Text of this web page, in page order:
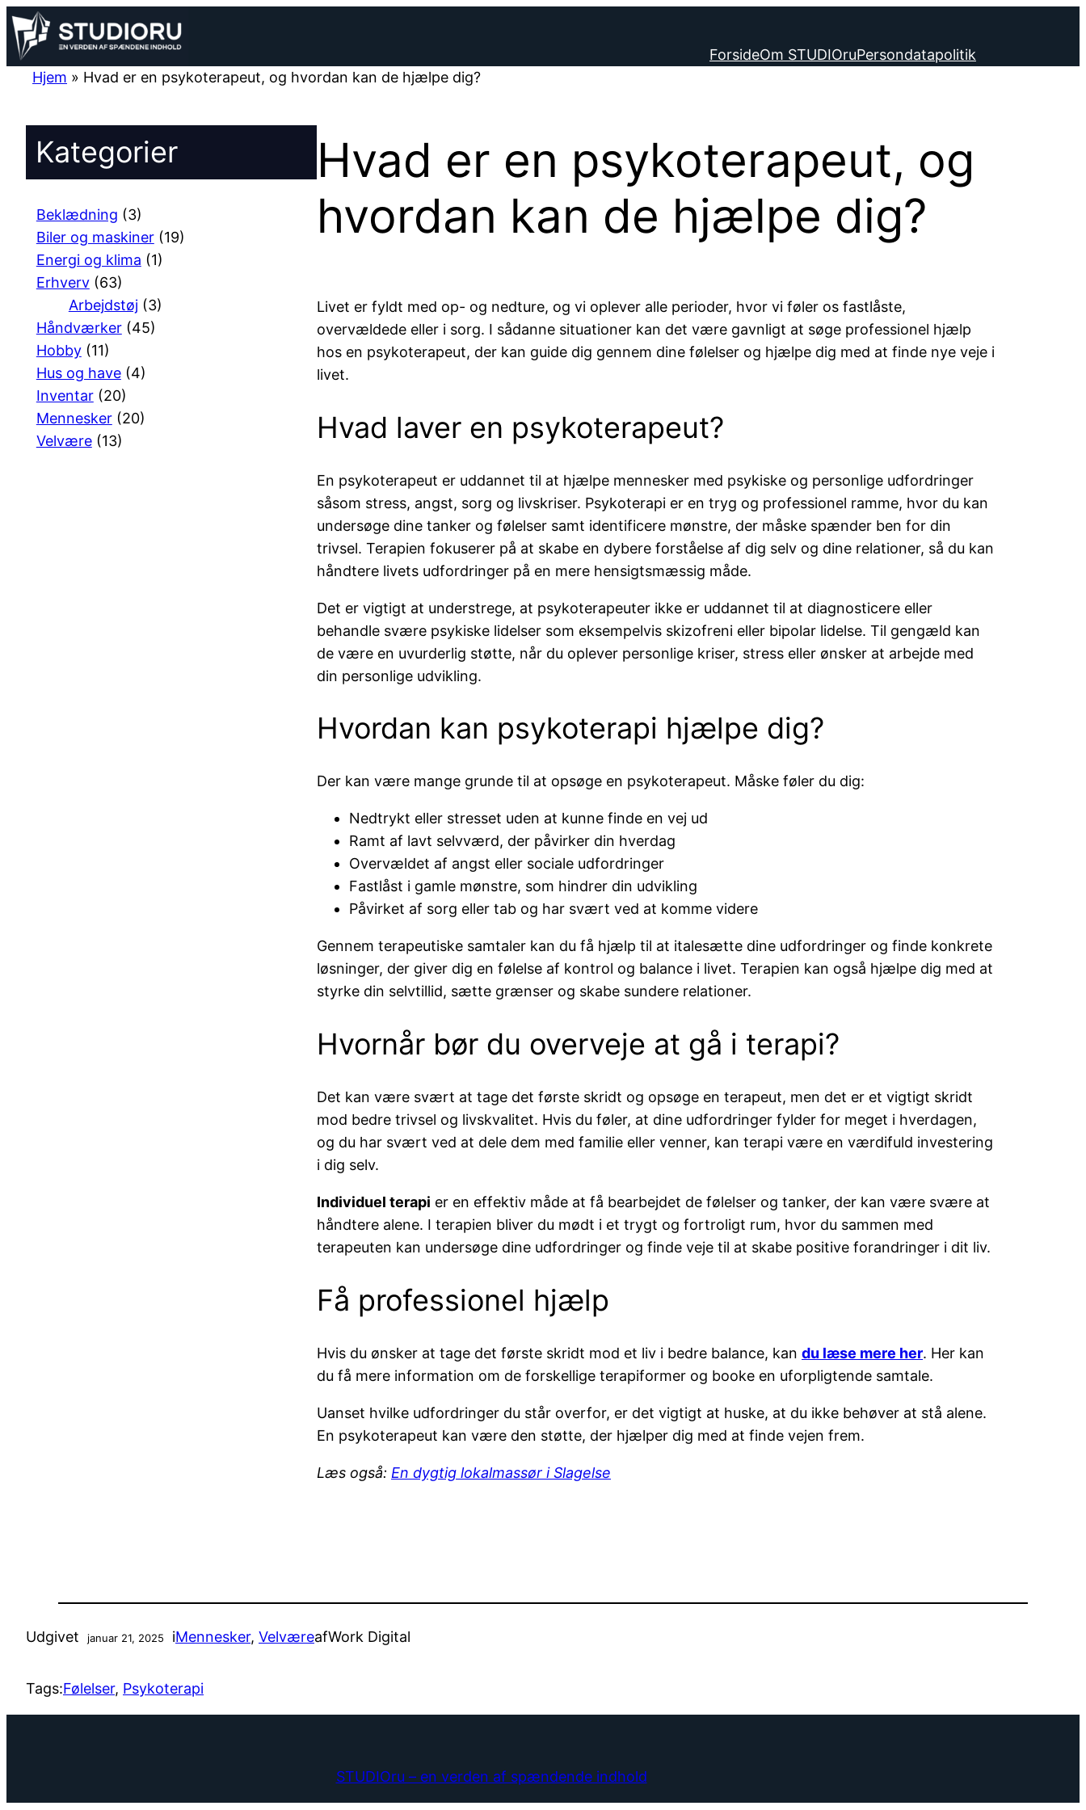
Spring
til
indhold
ForsideOm STUDIOruPersondatapolitik
Hjem » Hvad er en psykoterapeut, og hvordan kan de hjælpe dig?
Kategorier
Beklædning (3)
Biler og maskiner(19)
Energi og klima (1)
Erhverv(63)
Arbejdstøj (3)
Håndværker(45)
Hobby(11)
Hus og have(4)
Inventar(20)
Mennesker(20)
Velvære(13)
Hvad er en psykoterapeut, og
hvordan kan de hjælpe dig?
Livet er fyldt med op- og nedture, og vi oplever alle perioder, hvor vi føler os fastlåste,
overvældede eller i sorg. I sådanne situationer kan det være gavnligt at søge professionel hjælp
hos en psykoterapeut, der kan guide dig gennem dine følelser og hjælpe dig med at finde nye veje i
livet.
Hvad laver en psykoterapeut?
En psykoterapeut er uddannet til at hjælpe mennesker med psykiske og personlige udfordringer
såsom stress, angst, sorg og livskriser. Psykoterapi er en tryg og professionel ramme, hvor du kan
undersøge dine tanker og følelser samt identificere mønstre, der måske spænder ben for din
trivsel. Terapien fokuserer på at skabe en dybere forståelse af dig selv og dine relationer, så du kan
håndtere livets udfordringer på en mere hensigtsmæssig måde.
Det er vigtigt at understrege, at psykoterapeuter ikke er uddannet til at diagnosticere eller
behandle svære psykiske lidelser som eksempelvis skizofreni eller bipolar lidelse. Til gengæld kan
de være en uvurderlig støtte, når du oplever personlige kriser, stress eller ønsker at arbejde med
din personlige udvikling.
Hvordan kan psykoterapi hjælpe dig?
Der kan være mange grunde til at opsøge en psykoterapeut. Måske føler du dig:
Nedtrykt eller stresset uden at kunne finde en vej ud
Ramt af lavt selvværd, der påvirker din hverdag
Overvældet af angst eller sociale udfordringer
Fastlåst i gamle mønstre, som hindrer din udvikling
Påvirket af sorg eller tab og har svært ved at komme videre
Gennem terapeutiske samtaler kan du få hjælp til at italesætte dine udfordringer og finde konkrete
løsninger, der giver dig en følelse af kontrol og balance i livet. Terapien kan også hjælpe dig med at
styrke din selvtillid, sætte grænser og skabe sundere relationer.
Hvornår bør du overveje at gå i terapi?
Det kan være svært at tage det første skridt og opsøge en terapeut, men det er et vigtigt skridt
mod bedre trivsel og livskvalitet. Hvis du føler, at dine udfordringer fylder for meget i hverdagen,
og du har svært ved at dele dem med familie eller venner, kan terapi være en værdifuld investering
i dig selv.
Individuel terapi er en effektiv måde at få bearbejdet de følelser og tanker, der kan være svære at
håndtere alene. I terapien bliver du mødt i et trygt og fortroligt rum, hvor du sammen med
terapeuten kan undersøge dine udfordringer og finde veje til at skabe positive forandringer i dit liv.
Få professionel hjælp
Hvis du ønsker at tage det første skridt mod et liv i bedre balance, kan du læse mere her. Her kan
du få mere information om de forskellige terapiformer og booke en uforpligtende samtale.
Uanset hvilke udfordringer du står overfor, er det vigtigt at huske, at du ikke behøver at stå alene.
En psykoterapeut kan være den støtte, der hjælper dig med at finde vejen frem.
Læs også: En dygtig lokalmassør i Slagelse
Udgivet januar 21, 2025 iMennesker, VelværeafWork Digital
Tags:Følelser, Psykoterapi
STUDIOru – en verden af spændende indhold